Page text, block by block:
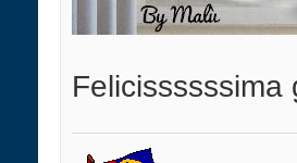
Felicissssssima